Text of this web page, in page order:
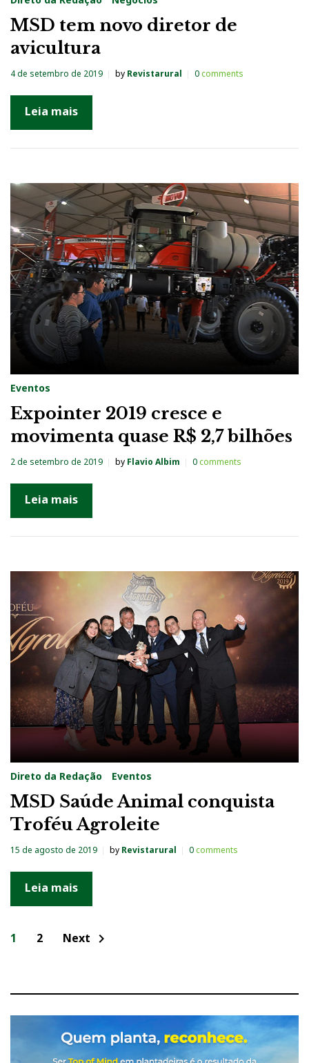
MSD tem novo diretor de
avicultura
4 de setembro de 2019 by Revistarural 0comments
Leia mais
Eventos
Expointer 2019 cresce e
movimenta quase R$ 2,7 bilhões
2 de setembro de 2019 by Flavio Albim 0comments
Leia mais
Direto da Redação Eventos
MSD Saúde Animal conquista
Troféu Agroleite
15 de agosto de 2019 by Revistarural 0comments
Leia mais
N
e
1 2 Next chevron_right